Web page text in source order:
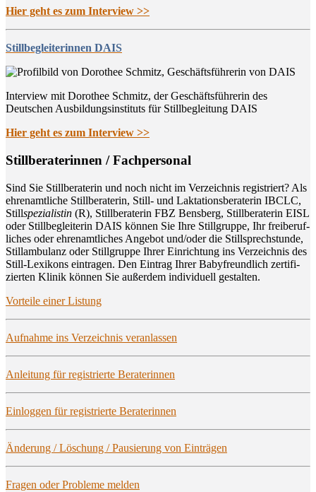
Hier geht es zum Interview >>
Stillbegleiterinnen DAIS
Interview mit Dorothee Schmitz, der Geschäftsführerin des
Deutschen Ausbildungsinstituts für Stillbegleitung DAIS
Hier geht es zum Interview >>
Still­be­ra­te­rin­nen / Fachpersonal
Sind Sie Still­be­ra­te­rin und noch nicht im Ver­zeich­nis regis­triert? Als
ehren­amt­li­che Still­be­ra­te­rin, Still- und Lak­ta­ti­ons­be­ra­te­rin IBCLC,
Stillspe­zia­lis­tin (R), Still­be­ra­te­rin FBZ Bens­berg, Still­be­ra­te­rin EISL
oder Still­be­glei­te­rin DAIS kön­nen Sie Ihre Still­grup­pe, Ihr frei­be­ruf­
li­ches oder ehren­amt­li­ches Ange­bot und/oder die Still­sprech­stun­de,
Still­am­bu­lanz oder Still­grup­pe Ihrer Ein­rich­tung ins Ver­zeich­nis des
Still-Lexi­kons ein­tra­gen. Den Ein­trag Ihrer Baby­freund­lich zer­ti­fi­
zier­ten Kli­nik kön­nen Sie außer­dem indi­vi­du­ell gestalten.
Vor­tei­le einer Listung
Auf­nah­me ins Ver­zeich­nis veranlassen
Anlei­tung für regis­trier­te Beraterinnen
Ein­log­gen für regis­trier­te Beraterinnen
Ände­rung / Löschung / Pau­sie­rung von Einträgen
Fra­gen oder Pro­ble­me melden